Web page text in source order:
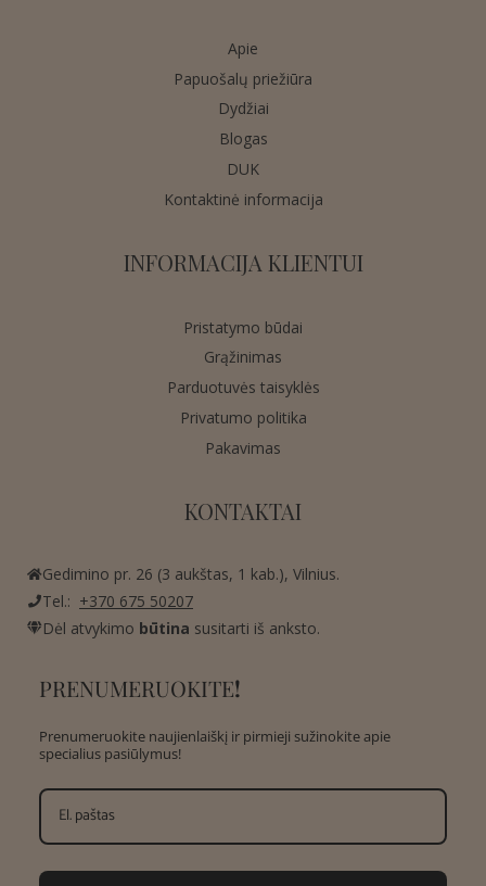
Apie
Papuošalų priežiūra
Dydžiai
Blogas
DUK
Kontaktinė informacija
INFORMACIJA KLIENTUI
Pristatymo būdai
Grąžinimas
Parduotuvės taisyklės
Privatumo politika
Pakavimas
KONTAKTAI
Gedimino pr. 26 (3 aukštas, 1 kab.), Vilnius.
Tel.: +370 675 50207
Dėl atvykimo būtina susitarti iš anksto.
PRENUMERUOKITE!
Prenumeruokite naujienlaiškį ir pirmieji sužinokite apie
specialius pasiūlymus!